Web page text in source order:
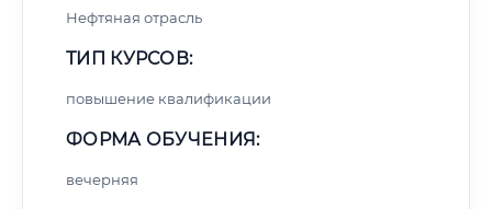
Нефтяная отрасль
ТИП КУРСОВ:
повышение квалификации
ФОРМА ОБУЧЕНИЯ:
вечерняя